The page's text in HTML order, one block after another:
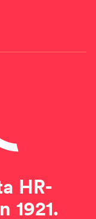
HR-
1921.